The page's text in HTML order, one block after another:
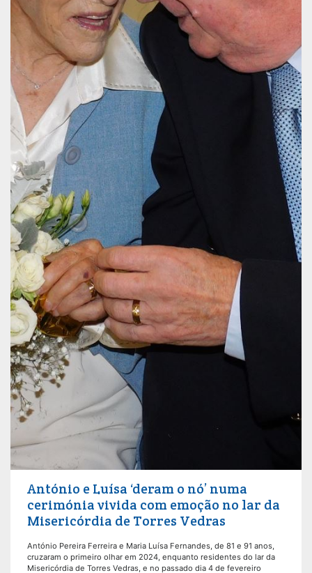
António e Luísa ‘deram o nó’ numa
cerimónia vivida com emoção no lar da
Misericórdia de Torres Vedras
António Pereira Ferreira e Maria Luísa Fernandes, de 81 e 91 anos,
cruzaram o primeiro olhar em 2024, enquanto residentes do lar da
Misericórdia de Torres Vedras, e no passado dia 4 de fevereiro